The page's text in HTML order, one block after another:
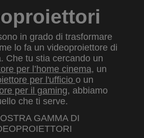
in grado di trasformare
lo fa un videoproiettore di
Che tu stia cercando un
per l’home cinema, un
per l'ufficio o un
per il gaming, abbiamo
che ti serve.
GAMMA DI